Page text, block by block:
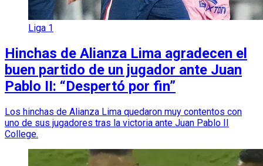
Liga 1
Hinchas de Alianza Lima agradecen el
buen partido de un jugador ante Juan
Pablo II: “Despertó por fin”
Los hinchas de Alianza Lima quedaron muy contentos con
uno de sus jugadores tras la victoria ante Juan Pablo II
College.